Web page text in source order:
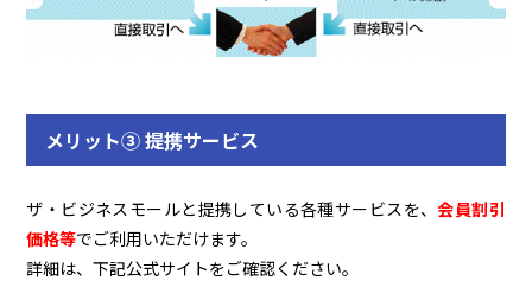
メリット③ 提携サービス
ザ・ビジネスモールと提携している各種サービスを、会員割引
価格等でご利用いただけます。
詳細は、下記公式サイトをご確認ください。